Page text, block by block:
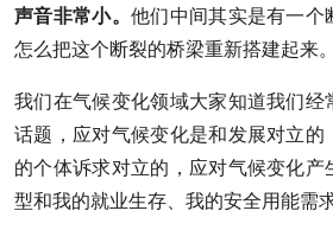
声音非常小。 他们中间其实是有一个
怎么把这个断裂的桥梁重新搭建起来。
我们在气候变化领域大家知道我们经
话题，应对气候变化是和发展对立的
的个体诉求对立的，应对气候变化产
型和我的就业生存、我的安全用能需